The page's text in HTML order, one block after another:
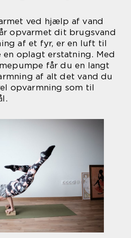
ved hjælp af vand
opvarmet dit brugsvand
af et fyr, er en luft til
oplagt erstatning. Med
får du en langt
af alt det vand du
opvarmning som til